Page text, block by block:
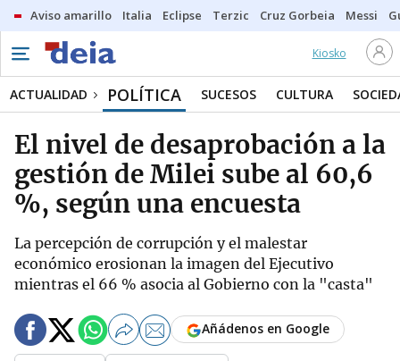
Aviso amarillo Italia Eclipse Terzic Cruz Gorbeia Messi
Kiosko
ACTUALIDAD POLÍTICA SUCESOS CULTURA
El nivel de desaprobación a la
gestión de Milei sube al 60,6
%, según una encuesta
La percepción de corrupción y el malestar
económico erosionan la imagen del Ejecutivo
mientras el 66 % asocia al Gobierno con la "casta"
Añádenos en Google